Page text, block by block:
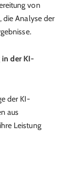
von
die Analyse der
in der KI-
der KI-
aus
Leistung